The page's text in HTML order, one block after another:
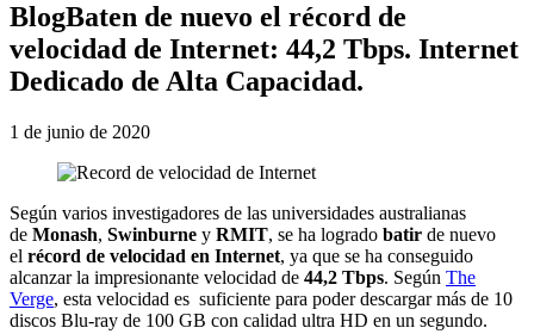
BlogBaten de nuevo el récord de
velocidad de Internet: 44,2 Tbps. Internet
Dedicado de Alta Capacidad.
1 de junio de 2020
Según varios investigadores de las universidades australianas
de Monash, Swinburne y RMIT, se ha logrado batir de nuevo
el récord de velocidad en Internet, ya que se ha conseguido
alcanzar la impresionante velocidad de 44,2 Tbps. Según The
Verge, esta velocidad es suficiente para poder descargar más de 10
discos Blu-ray de 100 GB con calidad ultra HD en un segundo.